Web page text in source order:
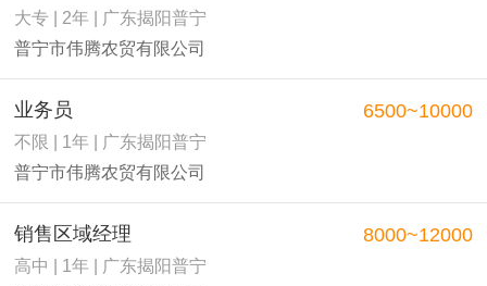
大专 | 2年 | 广东揭阳普宁
普宁市伟腾农贸有限公司
业务员
不限 | 1年 | 广东揭阳普宁
普宁市伟腾农贸有限公司
6500~10000
销售区域经理
高中 | 1年 | 广东揭阳普宁
8000~12000